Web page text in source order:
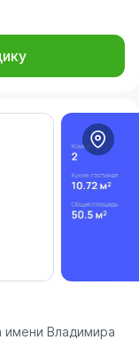
имени Владимира